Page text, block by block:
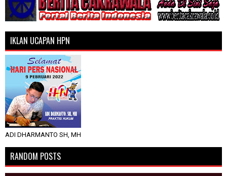
IKLAN UCAPAN HPN
ADI DHARMANTO SH, MH
RANDOM POSTS